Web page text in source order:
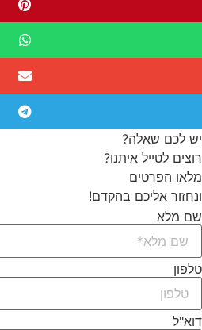
יש לכם שאלה?
רוצים לטייל איתנו?
מלאו הפרטים
ונחזור אליכם בהקדם!
שם מלא
טלפון
דוא"ל